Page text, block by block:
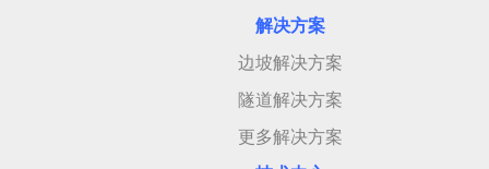
解决方案
边坡解决方案
隧道解决方案
更多解决方案